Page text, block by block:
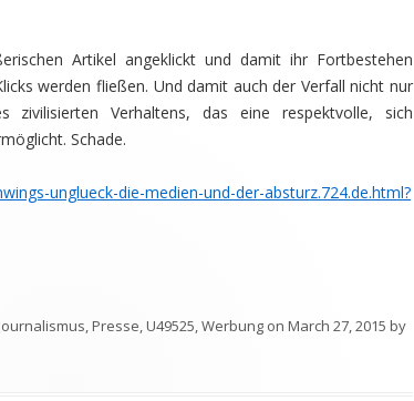
Artikel angeklickt und damit ihr Fortbestehen
werden fließen. Und damit auch der Verfall nicht nur
zivilisierten Verhaltens, das eine respektvolle, sich
Schade.
unglueck-die-medien-und-der-absturz.724.de.html?
,Presse,U49525,Werbung on March 27, 2015 by